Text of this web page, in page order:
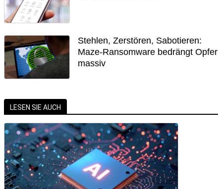
Stehlen, Zerstören, Sabotieren:
Maze-Ransomware bedrängt Opfer
massiv
LESEN SIE AUCH